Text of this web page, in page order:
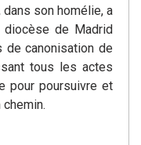
son homélie, a
de Madrid
de canonisation de
tous les actes
pour poursuivre et